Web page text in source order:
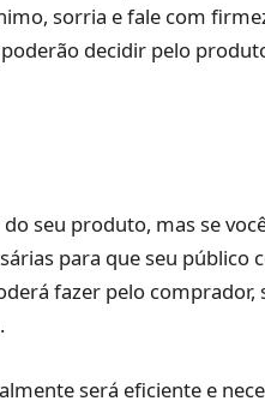
sorria e fale com
decidir pelo
seu produto, mas se
para que seu público
fazer pelo comprador,
será eficiente e